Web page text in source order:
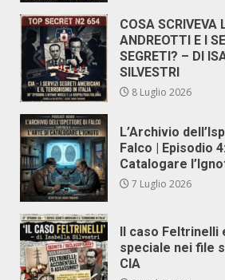
COSA SCRIVEVA
ANDREOTTI E I
SEGRETI? – DI
SILVESTRI
8 Luglio 2026
L’Archivio
Falco | Episodio
Catalogare
7 Luglio 2026
Il caso Feltrinelli
speciale nei file
CIA